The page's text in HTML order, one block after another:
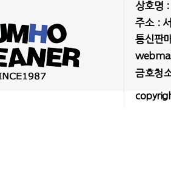
상호명
주소 :
통신판
금호청